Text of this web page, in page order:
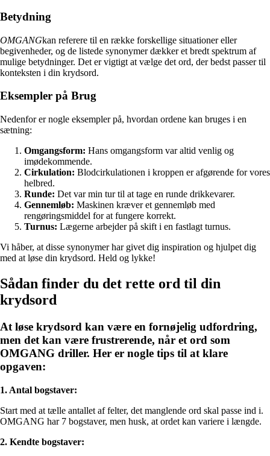
Betydning
OMGANGkan referere til en række forskellige situationer eller
begivenheder, og de listede synonymer dækker et bredt spektrum af
mulige betydninger. Det er vigtigt at vælge det ord, der bedst passer til
konteksten i din krydsord.
Eksempler på Brug
Nedenfor er nogle eksempler på, hvordan ordene kan bruges i en
sætning:
Omgangsform: Hans omgangsform var altid venlig og
imødekommende.
Cirkulation: Blodcirkulationen i kroppen er afgørende for vores
helbred.
Runde: Det var min tur til at tage en runde drikkevarer.
Gennemløb: Maskinen kræver et gennemløb med
rengøringsmiddel for at fungere korrekt.
Turnus: Lægerne arbejder på skift i en fastlagt turnus.
Vi håber, at disse synonymer har givet dig inspiration og hjulpet dig
med at løse din krydsord. Held og lykke!
Sådan finder du det rette ord til din
krydsord
At løse krydsord kan være en fornøjelig udfordring,
men det kan være frustrerende, når et ord som
OMGANG driller. Her er nogle tips til at klare
opgaven:
1. Antal bogstaver:
Start med at tælle antallet af felter, det manglende ord skal passe ind i.
OMGANG har 7 bogstaver, men husk, at ordet kan variere i længde.
2. Kendte bogstaver: